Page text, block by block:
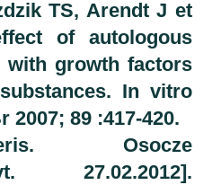
TS, Arendt J et
of autologous
with growth factors
In vitro
2007; 89 :417-420.
Osocze
27.02.2012].